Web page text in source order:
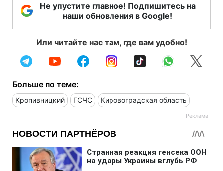
Не упустите главное! Подпишитесь на
наши обновления в Google!
Или читайте нас там, где вам удобно!
Больше по теме:
Кропивницкий ГСЧС Кировоградская область